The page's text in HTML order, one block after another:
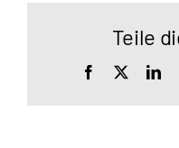
Teile
Facebook